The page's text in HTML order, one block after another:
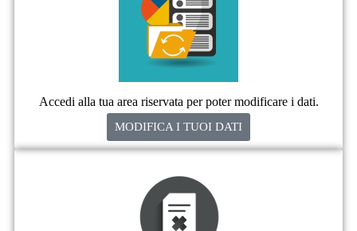
Accedi alla tua area riservata per poter modificare i dati.
MODIFICA I TUOI DATI